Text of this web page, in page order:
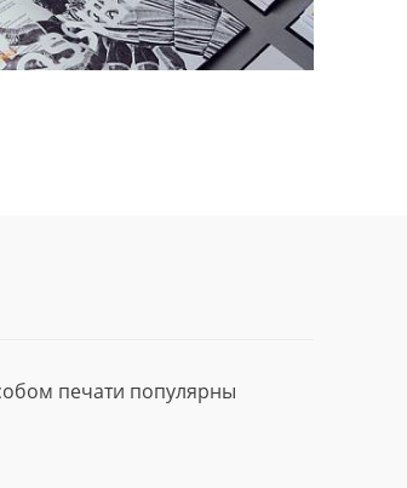
печати популярны